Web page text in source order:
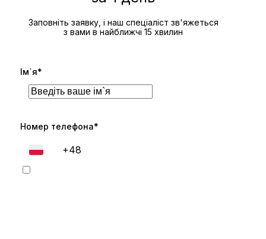
Заповніть заявку, і наш спеціаліст зв'яжеться
з вами в найближчі 15 хвилин
Ім`я*
Номер телефона*